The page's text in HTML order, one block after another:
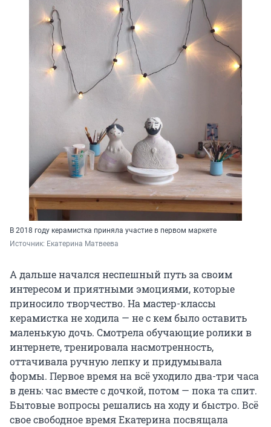
В 2018 году керамистка приняла участие в первом маркете
Источник: Екатерина Матвеева
А дальше начался неспешный путь за своим
интересом и приятными эмоциями, которые
приносило творчество. На мастер-классы
керамистка не ходила — не с кем было оставить
маленькую дочь. Смотрела обучающие ролики в
интернете, тренировала насмотренность,
оттачивала ручную лепку и придумывала
формы. Первое время на всё уходило два-три часа
в день: час вместе с дочкой, потом — пока та спит.
Бытовые вопросы решались на ходу и быстро. Всё
свое свободное время Екатерина посвящала